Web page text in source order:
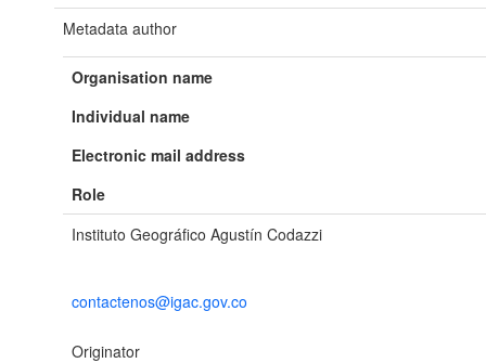
Metadata author
Organisation name
Individual name
Electronic mail address
Role
Instituto Geográfico Agustín Codazzi
contactenos@igac.gov.co
Originator